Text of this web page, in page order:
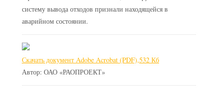
систему вывода отходов признали находящейся в
аварийном состоянии.
Скачать документ Adobe Acrobat (PDF),532 Кб
Автор: ОАО «РАОПРОЕКТ»